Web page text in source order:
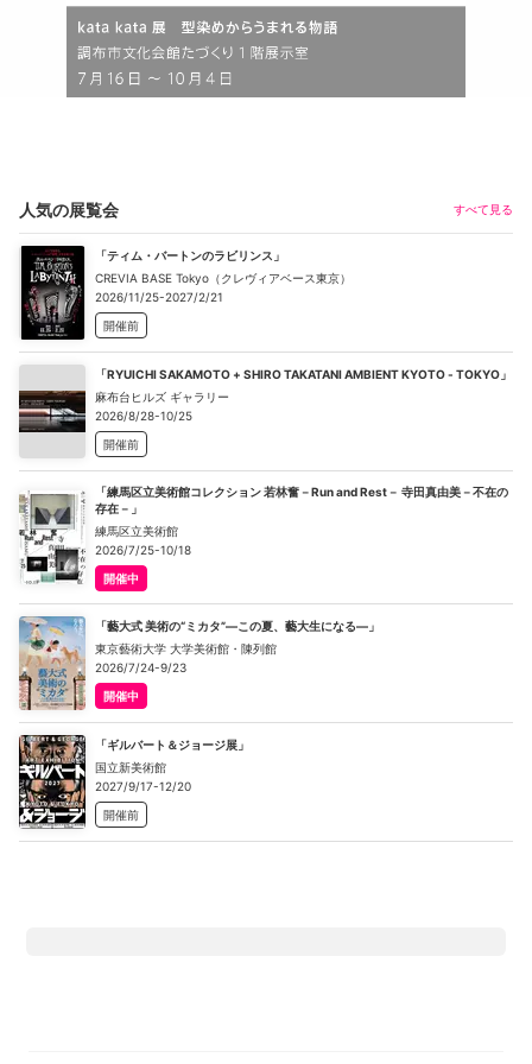
人気の展覧会 すべて見る
「ティム・バートンのラビリンス」
CREVIA BASE Tokyo（クレヴィアベース東京）
2026/11/25-2027/2/21
開催前
「RYUICHI SAKAMOTO + SHIRO TAKATANI AMBIENT KYOTO - TOKYO」
麻布台ヒルズ ギャラリー
2026/8/28-10/25
開催前
「練馬区立美術館コレクション 若林奮－Run and Rest－ 寺田真由美－不在の
存在－」
練馬区立美術館
2026/7/25-10/18
開催中
「藝大式 美術の“ミカタ”―この夏、藝大生になる―」
東京藝術大学 大学美術館・陳列館
2026/7/24-9/23
開催中
「ギルバート＆ジョージ展」
国立新美術館
2027/9/17-12/20
開催前